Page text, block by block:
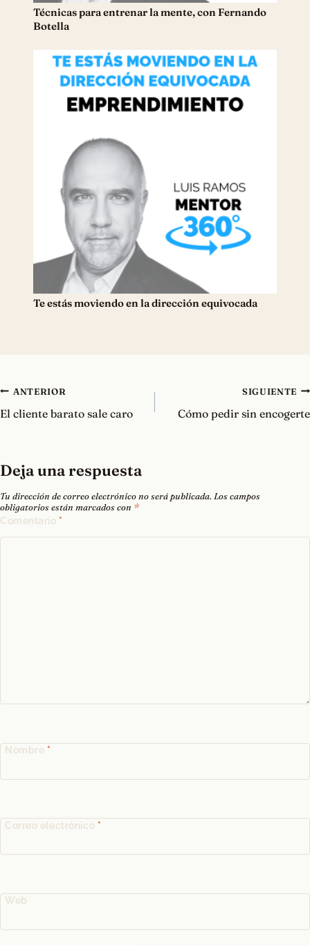
Técnicas para entrenar la mente, con Fernando
Botella
Te estás moviendo en la dirección equivocada
Navegación
de
ANTERIOR
El cliente barato sale caro
SIGUIENTE
Cómo pedir sin encogerte
Deja una respuesta
Tu dirección de correo electrónico no será publicada. Los campos
obligatorios están marcados con *
Comentario *
Nombre *
Correo electrónico *
Web